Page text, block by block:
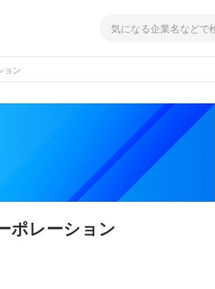
ョン
ポレーション